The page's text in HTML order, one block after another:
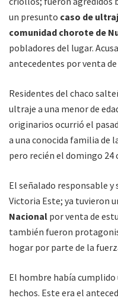
un presunto caso de
comunidad chorote de
pobladores del lugar.
antecedentes por venta
Residentes del chaco
ultraje a una menor de
originarios ocurrió el
a una conocida familia de
pero recién el domingo 24
El señalado responsable y
Victoria Este; ya tuvieron
Nacional por venta de
también fueron
hogar por parte de la
El hombre había
hechos. Este era el